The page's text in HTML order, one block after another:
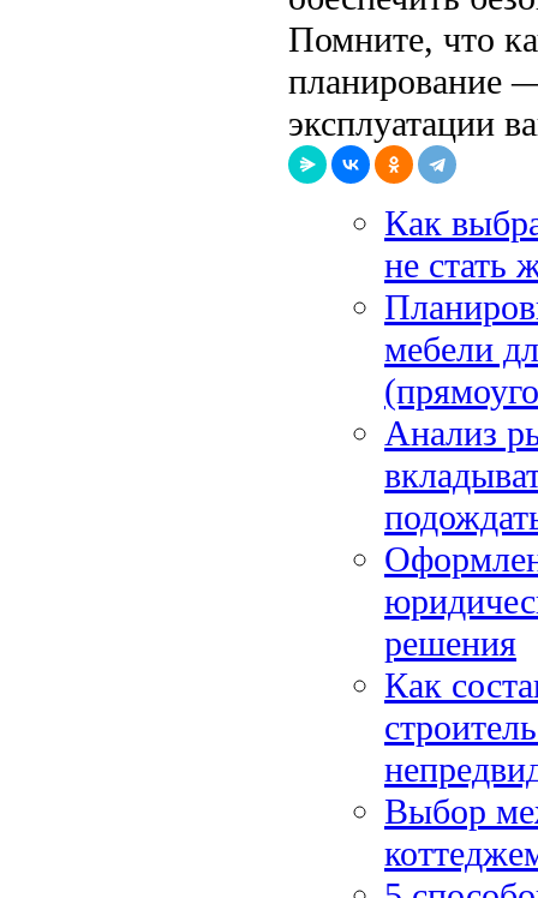
Помните, что
планирование
эксплуатации
Как
не стать
мебели
Анализ
решения
Как
Выбор